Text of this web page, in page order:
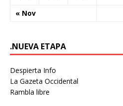
« Nov
.NUEVA ETAPA
Despierta Info
La Gazeta Occidental
Rambla libre